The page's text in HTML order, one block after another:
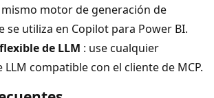
motor de generación de
se utiliza en Copilot para Power BI.
de LLM : use cualquier
compatible con el cliente de MCP.